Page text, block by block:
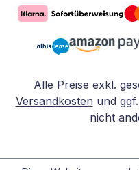
Alle Preise exkl.
Versandkosten und
nicht